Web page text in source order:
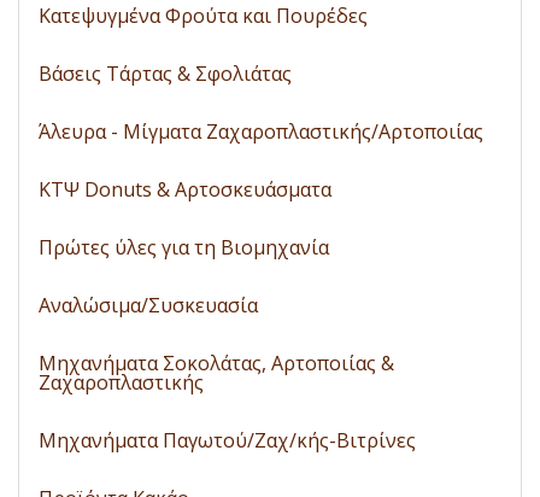
Κατεψυγμένα Φρούτα και Πουρέδες
Βάσεις Τάρτας & Σφολιάτας
Άλευρα - Μίγματα Ζαχαροπλαστικής/Αρτοποιίας
ΚΤΨ Donuts & Αρτοσκευάσματα
Πρώτες ύλες για τη Βιομηχανία
Αναλώσιμα/Συσκευασία
Μηχανήματα Σοκολάτας, Αρτοποιίας &
Ζαχαροπλαστικής
Μηχανήματα Παγωτού/Ζαχ/κής-Βιτρίνες